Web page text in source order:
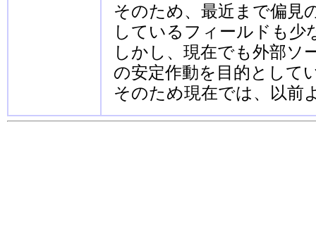
そのため、最近まで偏見
しているフィールドも少
しかし、現在でも外部ソ
の安定作動を目的として
そのため現在では、以前